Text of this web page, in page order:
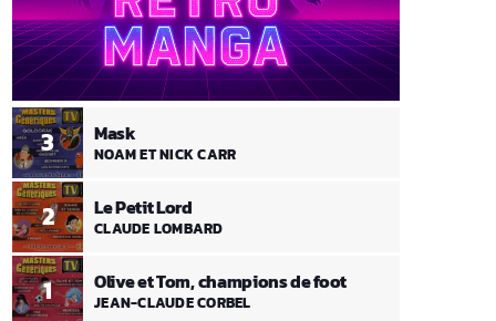
1 Olive et Tom, champions de foot
JEAN-CLAUDE CORBEL
2 Le Petit Lord
CLAUDE LOMBARD
3 Mask
NOAM ET NICK CARR